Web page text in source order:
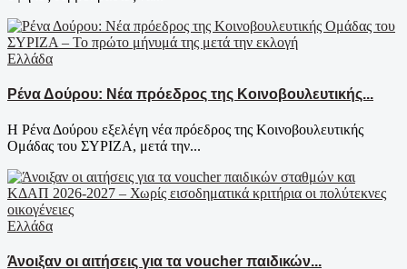
Ελλάδα
Ρένα Δούρου: Νέα πρόεδρος της Κοινοβουλευτικής...
Η Ρένα Δούρου εξελέγη νέα πρόεδρος της Κοινοβουλευτικής
Ομάδας του ΣΥΡΙΖΑ, μετά την...
Ελλάδα
Άνοιξαν οι αιτήσεις για τα voucher παιδικών...